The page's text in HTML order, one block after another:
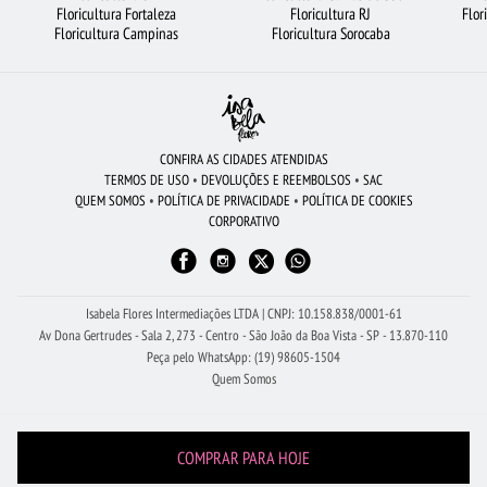
FLORICULTURA SANTO ANDRÉ FLORICULTURA RIBEIRÃO PRETO
CESTA DE CHOCOLATE
FLORICULTURA NITERÓI
FLORICULTURA UBERLÂNDIA FLORES BUQUÊS DE FLORES
FLORICULTURA PORTO ALEGRE
FLORICULTURA SÃO BERNARDO DO CAMPO
Floricultura Fortaleza
Floricultura Campinas
Floricultura RJ
Floricultura Sorocaba
CONFIRA AS CIDADES ATENDIDAS
TERMOS DE USO • DEVOLUÇÕES E REEMBOLSOS • SAC
QUEM SOMOS • POLÍTICA DE PRIVACIDADE • POLÍTICA DE COOKIES
CORPORATIVO
Isabela Flores Intermediações LTDA | CNPJ: 10.158.838/0001-61
Av Dona Gertrudes - Sala 2, 273 - Centro - São João da Boa Vista - SP - 13.870-110
Peça pelo WhatsApp: (19) 98605-1504
Quem Somos
COMPRAR PARA HOJE